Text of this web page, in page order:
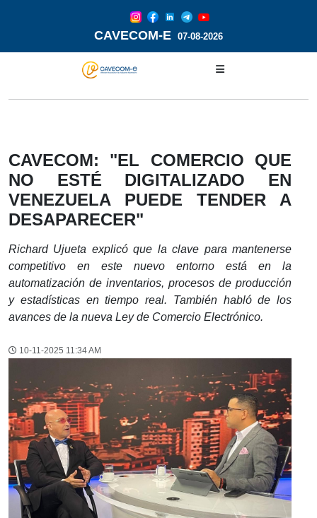
CAVECOM-E 07-08-2026
CAVECOM: "EL COMERCIO QUE
NO ESTÉ DIGITALIZADO EN
VENEZUELA PUEDE TENDER A
DESAPARECER"
Richard Ujueta explicó que la clave para mantenerse
competitivo en este nuevo entorno está en la
automatización de inventarios, procesos de producción
y estadísticas en tiempo real. También habló de los
avances de la nueva Ley de Comercio Electrónico.
10-11-2025 11:34 AM